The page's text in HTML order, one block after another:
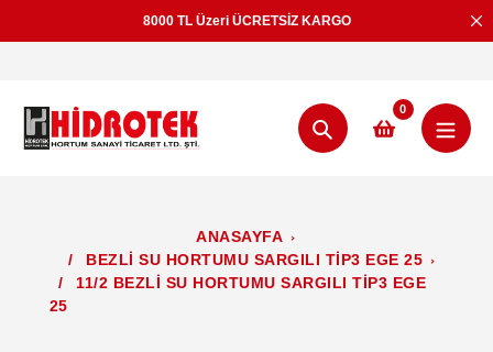
geç
8000 TL Üzeri ÜCRETSİZ KARGO
Aramak
0
ANASAYFA
/
BEZLİ SU HORTUMU SARGILI TİP3 EGE 25
/
11/2 BEZLİ SU HORTUMU SARGILI TİP3 EGE
25